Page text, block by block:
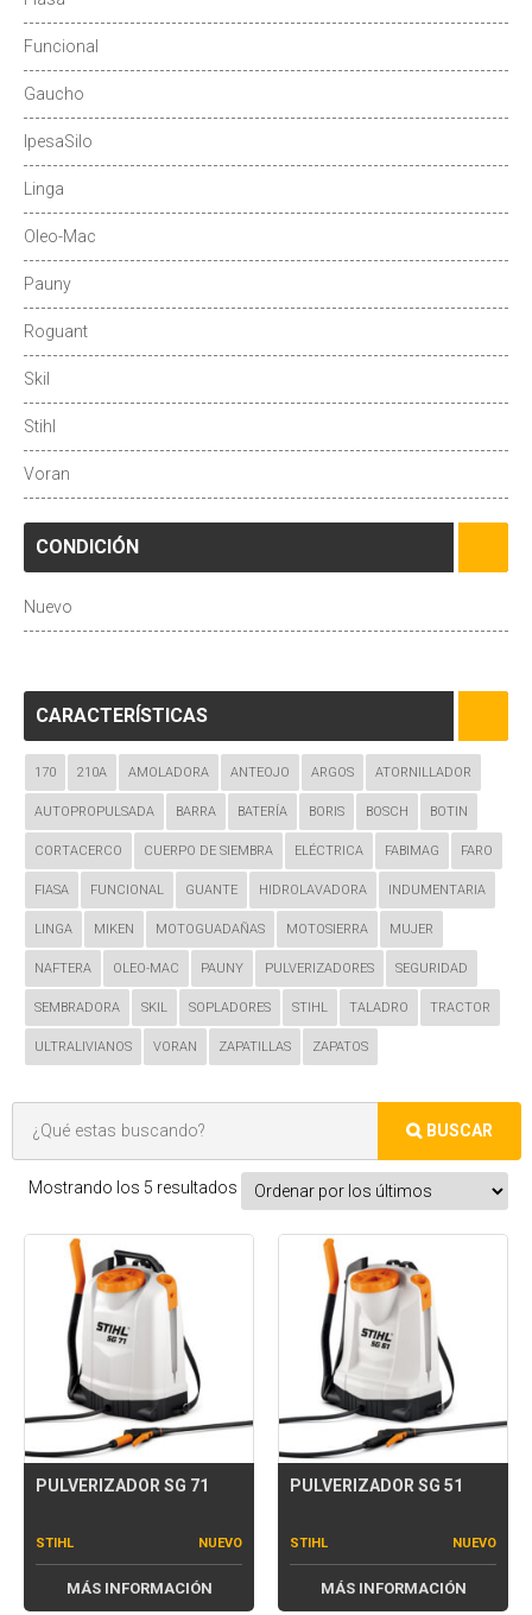
Funcional
Gaucho
IpesaSilo
Linga
Oleo-Mac
Pauny
Roguant
Skil
Stihl
Voran
CONDICIÓN
Nuevo
CARACTERÍSTICAS
170 210A AMOLADORA ANTEOJO ARGOS ATORNILLADOR
AUTOPROPULSADA BARRA BATERÍA BORIS BOSCH BOTIN
CORTACERCO CUERPO DE SIEMBRA ELÉCTRICA FABIMAG FARO
FIASA FUNCIONAL GUANTE HIDROLAVADORA INDUMENTARIA
LINGA MIKEN MOTOGUADAÑAS MOTOSIERRA MUJER
NAFTERA OLEO-MAC PAUNY PULVERIZADORES SEGURIDAD
SEMBRADORA SKIL SOPLADORES STIHL TALADRO TRACTOR
ULTRALIVIANOS VORAN ZAPATILLAS ZAPATOS
Mostrando los 5 resultados
PULVERIZADOR SG 71
STIHL NUEVO
MÁS INFORMACIÓN
PULVERIZADOR SG 51
STIHL NUEVO
MÁS INFORMACIÓN